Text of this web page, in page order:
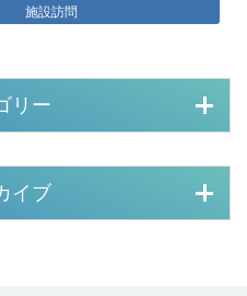
施設訪問
リー
イブ